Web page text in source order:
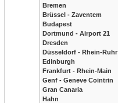
Bremen
Brüssel - Zaventem
Budapest
Dortmund - Airport 21
Dresden
Düsseldorf - Rhein-Ruhr
Edinburgh
Frankfurt - Rhein-Main
Genf - Geneve Cointrin
Gran Canaria
Hahn